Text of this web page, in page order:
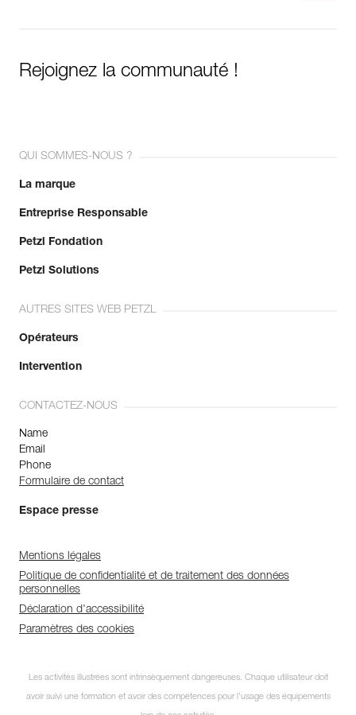
Rejoignez la communauté !
QUI SOMMES-NOUS ?
La marque
Entreprise Responsable
Petzl Fondation
Petzl Solutions
AUTRES SITES WEB PETZL
Opérateurs
Intervention
CONTACTEZ-NOUS
Name
Email
Phone
Formulaire de contact
Espace presse
Mentions légales
Politique de confidentialité et de traitement des données
personnelles
Déclaration d'accessibilité
Paramètres des cookies
Les activités illustrées sont intrinsèquement dangereuses. Chaque utilisateur doit
avoir suivi une formation et avoir des compétences pour l’usage des équipements